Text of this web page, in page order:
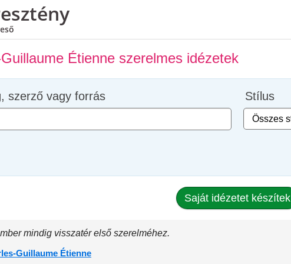
Étienne szerelmes idézetek
szerző vagy forrás Stílus
Saját idézetet készítek
mindig visszatér első szerelméhez.
Guillaume Étienne